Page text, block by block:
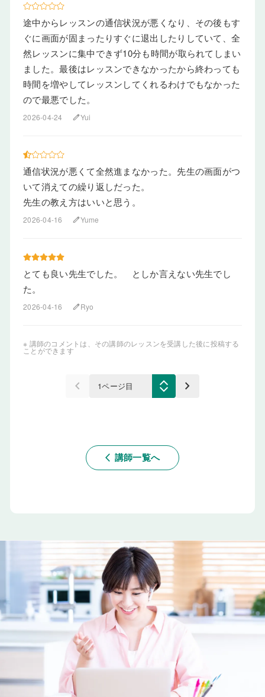
途中からレッスンの通信状況が悪くなり、その後もす
ぐに画面が固まったりすぐに退出したりしていて、全
然レッスンに集中できず10分も時間が取られてしまい
ました。最後はレッスンできなかったから終わっても
時間を増やしてレッスンしてくれるわけでもなかった
ので最悪でした。
2026-04-24 editYui
通信状況が悪くて全然進まなかった。先生の画面がつ
いて消えての繰り返しだった。
先生の教え方はいいと思う。
2026-04-16 editYume
とても良い先生でした。 としか言えない先生でし
た。
2026-04-16 editRyo
※ 講師のコメントは、その講師のレッスンを受講した後に投稿する
ことができます
keyboard_arrow_left keyboard_arrow_right
arrow_back_ios 講師一覧へ